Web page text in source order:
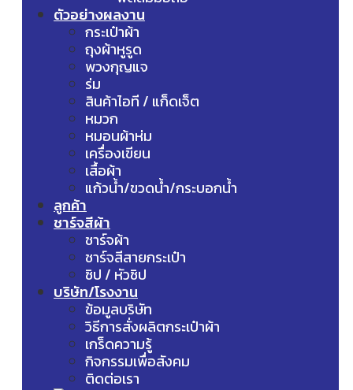
ตัวอย่างผลงาน
กระเป๋าผ้า
ถุงผ้าหูรูด
พวงกุญแจ
ร่ม
สินค้าไอที / แก็ดเจ็ต
หมวก
หมอนผ้าห่ม
เครื่องเขียน
เสื้อผ้า
แก้วน้ำ/ขวดน้ำ/กระบอกน้ำ
ลูกค้า
ชาร์จสีผ้า
ชาร์จผ้า
ชาร์จสีสายกระเป๋า
ซิป / หัวซิป
บริษัท/โรงงาน
ข้อมูลบริษัท
วิธีการสั่งผลิตกระเป๋าผ้า
เกร็ดความรู้
กิจกรรมเพื่อสังคม
ติดต่อเรา